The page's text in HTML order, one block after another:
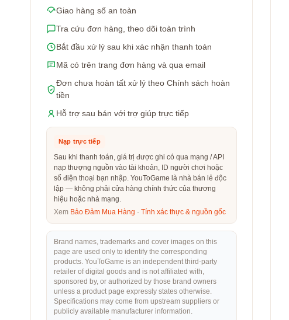
Giao hàng số an toàn
Tra cứu đơn hàng, theo dõi toàn trình
Bắt đầu xử lý sau khi xác nhận thanh toán
Mã có trên trang đơn hàng và qua email
Đơn chưa hoàn tất xử lý theo Chính sách hoàn
tiền
Hỗ trợ sau bán với trợ giúp trực tiếp
Nạp trực tiếp
Sau khi thanh toán, giá trị được ghi có qua mạng / API
nạp thượng nguồn vào tài khoản, ID người chơi hoặc
số điện thoại bạn nhập. YouToGame là nhà bán lẻ độc
lập — không phải cửa hàng chính thức của thương
hiệu hoặc nhà mạng.
Xem Bảo Đảm Mua Hàng · Tính xác thực & nguồn gốc
Brand names, trademarks and cover images on this
page are used only to identify the corresponding
products. YouToGame is an independent third-party
retailer of digital goods and is not affiliated with,
sponsored by, or authorized by those brand owners
unless a product page expressly states otherwise.
Specifications may come from upstream suppliers or
publicly available manufacturer information.